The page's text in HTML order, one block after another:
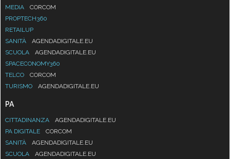
MEDIA
CORCOM
PROPTECH360
RETAILUP
SANITÀ
AGENDADIGITALE.EU
SCUOLA
AGENDADIGITALE.EU
SPACECONOMY360
TELCO
CORCOM
TURISMO
AGENDADIGITALE.EU
PA
CITTADINANZA
AGENDADIGITALE.EU
PA DIGITALE
CORCOM
SANITÀ
AGENDADIGITALE.EU
SCUOLA
AGENDADIGITALE.EU